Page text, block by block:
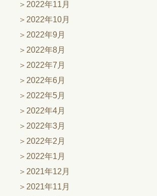
2022年11月
2022年10月
2022年9月
2022年8月
2022年7月
2022年6月
2022年5月
2022年4月
2022年3月
2022年2月
2022年1月
2021年12月
2021年11月